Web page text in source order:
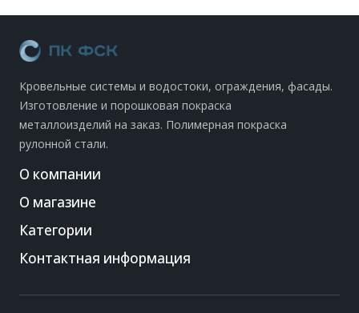
Кровельные системы и водостоки, ограждения, фасады.
Изготовление и порошковая покраска
металлоизделий на заказ. Полимерная покраска
рулонной стали.
О компании
О магазине
Категории
Контактная информация